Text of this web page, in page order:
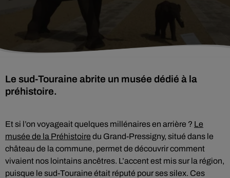
Le sud-Touraine abrite un musée dédié à la
préhistoire.
Et si l’on voyageait quelques millénaires en arrière ? Le
musée de la Préhistoire du Grand-Pressigny, situé dans le
château de la commune, permet de découvrir comment
vivaient nos lointains ancêtres. L’accent est mis sur la région,
puisque le sud-Touraine était réputé pour ses silex. Ces